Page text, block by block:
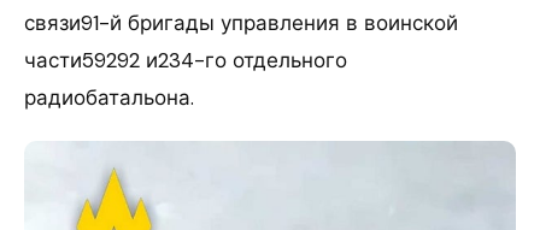
связи91-й бригады управления в воинской
части59292 и234-го отдельного
радиобатальона.